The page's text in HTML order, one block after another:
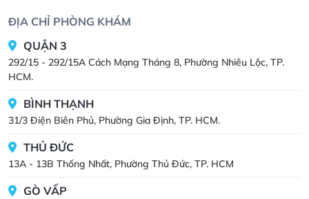
ĐỊA CHỈ PHÒNG KHÁM
QUẬN 3
292/15 - 292/15A Cách Mạng Tháng 8, Phường Nhiêu Lộc, TP.
HCM.
BÌNH THẠNH
31/3 Điện Biên Phủ, Phường Gia Định, TP. HCM.
THỦ ĐỨC
13A - 13B Thống Nhất, Phường Thủ Đức, TP. HCM
GÒ VẤP